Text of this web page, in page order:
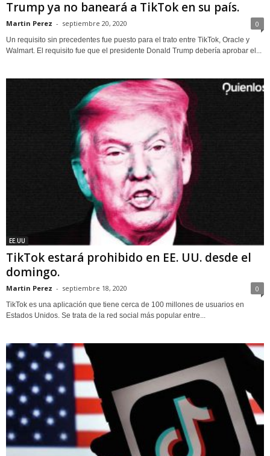
Trump ya no baneará a TikTok en su país.
Martin Perez - septiembre 20, 2020 0
Un requisito sin precedentes fue puesto para el trato entre TikTok, Oracle y
Walmart. El requisito fue que el presidente Donald Trump debería aprobar el...
EE.UU
TikTok estará prohibido en EE. UU. desde el
domingo.
Martin Perez - septiembre 18, 2020 0
TikTok es una aplicación que tiene cerca de 100 millones de usuarios en
Estados Unidos. Se trata de la red social más popular entre...